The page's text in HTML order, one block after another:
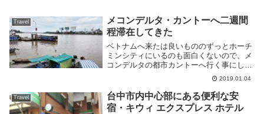
Travel
メコンデルタ・カントーへ二週間
程滞在してきた
ベトナムへ来たは良いもののずっとホーチ
ミンシティにいるのも面白くないので、メ
コンデルタの都市カントーへ行く事にし
た。大都会ホーチミンシティと違いのんび
りした感じで良いところでつい二週間も滞
在してしまった。おかげで Web サービス
開発が捗っ...
2019.01.04
Travel
台中市内中心部にある便利な安
宿・キウィ エクスプレス ホテル